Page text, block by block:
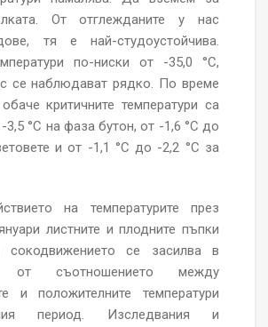
От отглежданите у нас
тя е най-студоустойчива.
по-ниски от -35,0 °С,
се наблюдават рядко. По време
критичните температури са
3,5 °С на фаза бутон, от -1,6 °С до
и от -1,1 °С до -2,2 °С за
на температурите през
листните и плодните пъпки
сокодвижението се засилва в
от съотношението между
и положителните температури
период. Изследвания и